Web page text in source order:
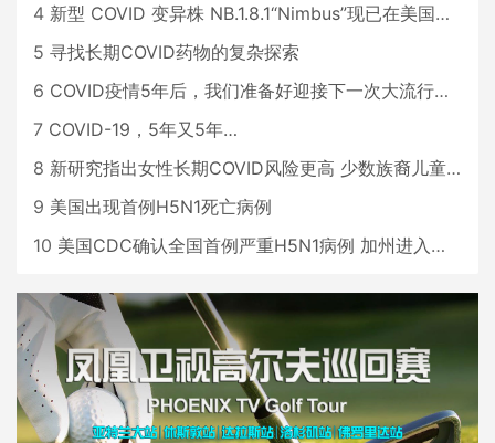
4 新型 COVID 变异株 NB.1.8.1“Nimbus”现已在美国占据主导地位
5 寻找长期COVID药物的复杂探索
6 COVID疫情5年后，我们准备好迎接下一次大流行了吗？
7 COVID-19，5年又5年…
8 新研究指出女性长期COVID风险更高 少数族裔儿童存在差异
9 美国出现首例H5N1死亡病例
10 美国CDC确认全国首例严重H5N1病例 加州进入紧急状态